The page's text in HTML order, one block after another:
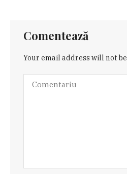
Comentează
Your email address will not